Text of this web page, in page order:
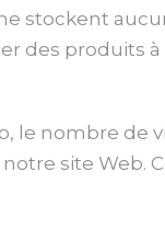
stockent
des produits
le nombre de
site Web.